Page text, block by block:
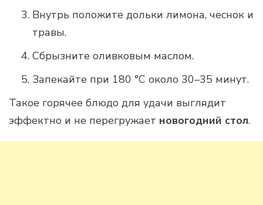
Внутрь положите дольки лимона, чеснок и
травы.
Сбрызните оливковым маслом.
Запекайте при 180 °C около 30–35 минут.
Такое горячее блюдо для удачи выглядит
эффектно и не перегружает новогодний стол.